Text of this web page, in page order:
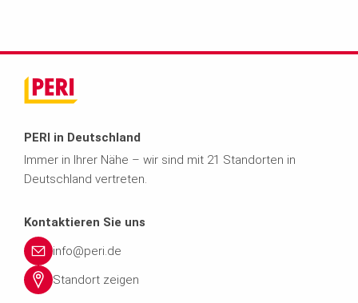
PERI in Deutschland
Immer in Ihrer Nähe – wir sind mit 21 Standorten in
Deutschland vertreten.
Kontaktieren Sie uns
info@peri.de
Standort zeigen